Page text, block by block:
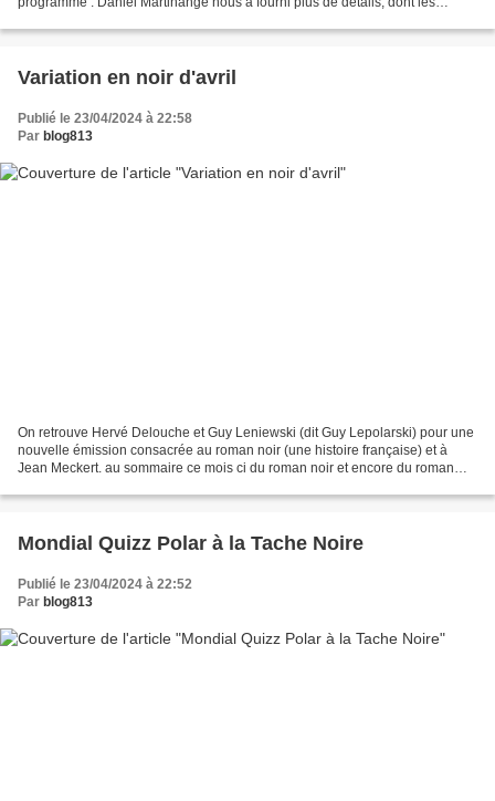
Variation en noir d'avril
Publié le 23/04/2024 à 22:58
Par blog813
On retrouve Hervé Delouche et Guy Leniewski (dit Guy Lepolarski) pour une
nouvelle émission consacrée au roman noir (une histoire française) et à
Jean Meckert. au sommaire ce mois ci du roman noir et encore du roman
Mondial Quizz Polar à la Tache Noire
Publié le 23/04/2024 à 22:52
Par blog813